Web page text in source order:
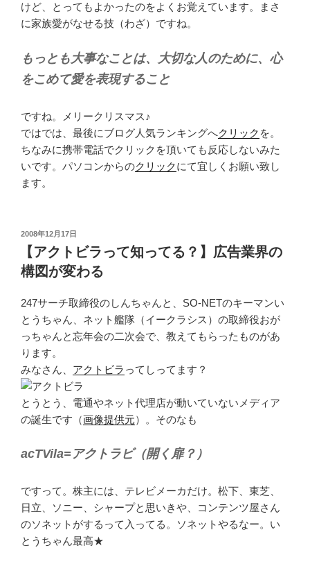
けど、とってもよかったのをよくお覚えています。まさ
に家族愛がなせる技（わざ）ですね。
もっとも大事なことは、大切な人のために、心
をこめて愛を表現すること
ですね。メリークリスマス♪
ではでは、最後にブログ人気ランキングへクリック を。
ちなみに携帯電話でクリックを頂いても反応しないみた
いです。パソコンからのクリックにて宜しくお願い致し
ます。
投
日:
2008年12月17日
【アクトビラって知ってる？】広告業界の
構図が変わる
247サーチ取締役のしんちゃんと、SO-NETのキーマンい
とうちゃん、ネット艦隊（イークラシス）の取締役おが
っちゃんと忘年会の二次会で、教えてもらったものがあ
ります。
みなさん、 アクトビラ ってしってます？
とうとう、電通やネット代理店が動いていないメディア
の誕生です（画像提供元）。そのなも
acTVila=アクトラビ（開く扉？）
ですって。株主には、テレビメーカだけ。松下、東芝、
日立、ソニー、シャープと思いきや、コンテンツ屋さん
のソネットがするって入ってる。ソネットやるなー。い
とうちゃん最高★